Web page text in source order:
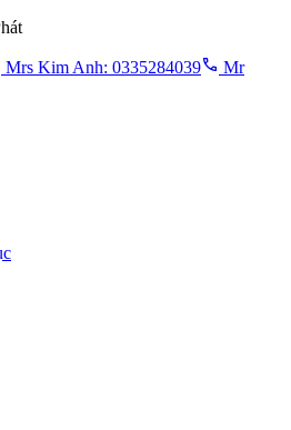
Mrs Kim Anh: 0335284039
Mr